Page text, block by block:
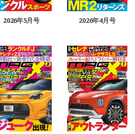
2026年5月号 2026年4月号